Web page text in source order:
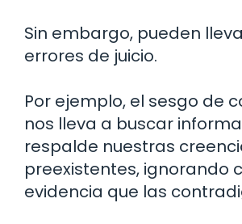
Sin embargo, pueden
errores de juicio.
Por ejemplo, el sesgo de
nos lleva a buscar
respalde nuestras
preexistentes, ignorando
evidencia que las